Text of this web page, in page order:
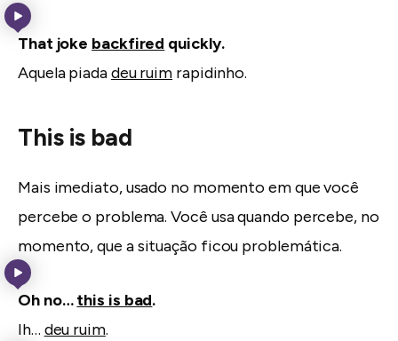
That joke backfired quickly.
Aquela piadadeu ruim rapidinho.
This is bad
Mais imediato, usado no momento em que você
percebe o problema. Você usa quando percebe, no
momento, que a situação ficou problemática.
Oh no…this is bad.
Ih… deu ruim.